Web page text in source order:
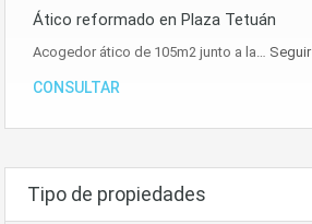
Ático reformado en Plaza Tetuán
Acogedor ático de 105m2 junto a la…
CONSULTAR
Tipo de propiedades